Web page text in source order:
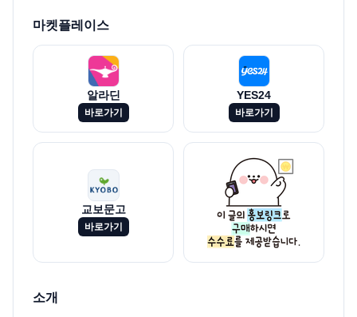
마켓플레이스
알라딘
바로가기
YES24
바로가기
교보문고
바로가기
소개